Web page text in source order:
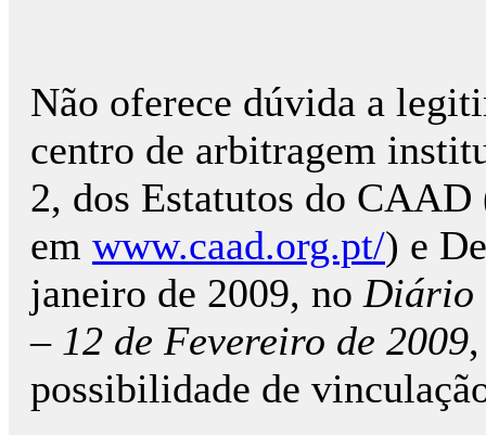
Não oferece dúvida a
centro de arbitragem
2, dos Estatutos do
em www.caad.org.pt/) e
janeiro de 2009, no Diário
– 12 de Fevereiro de 2009
possibilidade de